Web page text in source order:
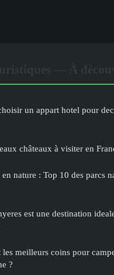
un appart hotel pour
châteaux à visiter en
en nature : Top 10 des parcs
est une destination
les meilleurs coins pour
?